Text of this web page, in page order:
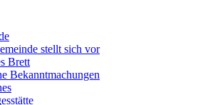
stellt sich vor
Brett
Bekanntmachungen